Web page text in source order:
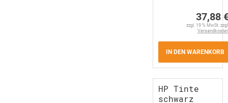
37,88
zzgl. 19 % MwSt.
IN DEN WARENKORB
HP Tinte
schwarz